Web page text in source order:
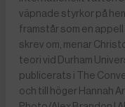
väpnade styrkor på
framstår som en
skrev om, menar
teori vid Durham
publicerats i The
och till höger Hannah